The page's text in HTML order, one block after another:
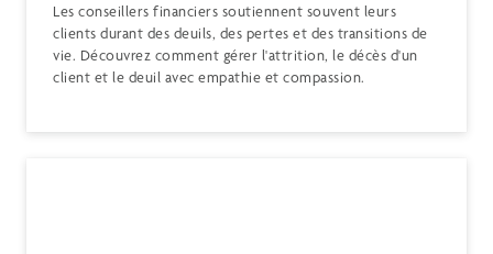
Les conseillers financiers soutiennent souvent leurs
clients durant des deuils, des pertes et des transitions de
vie. Découvrez comment gérer l'attrition, le décès d'un
client et le deuil avec empathie et compassion.